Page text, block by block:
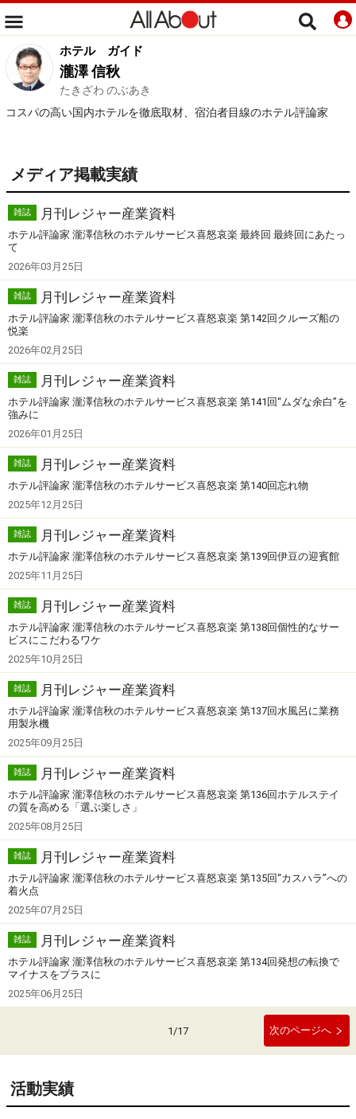
ホテル ガイド
瀧澤 信秋
たきざわ のぶあき
コスパの高い国内ホテルを徹底取材、宿泊者目線のホテル評論家
メディア掲載実績
雑誌 月刊レジャー産業資料
ホテル評論家 瀧澤信秋のホテルサービス喜怒哀楽 最終回 最終回にあたっ
て
2026年03月25日
雑誌 月刊レジャー産業資料
ホテル評論家 瀧澤信秋のホテルサービス喜怒哀楽 第142回クルーズ船の
悦楽
2026年02月25日
雑誌 月刊レジャー産業資料
ホテル評論家 瀧澤信秋のホテルサービス喜怒哀楽 第141回“ムダな余白”を
強みに
2026年01月25日
雑誌 月刊レジャー産業資料
ホテル評論家 瀧澤信秋のホテルサービス喜怒哀楽 第140回忘れ物
2025年12月25日
雑誌 月刊レジャー産業資料
ホテル評論家 瀧澤信秋のホテルサービス喜怒哀楽 第139回伊豆の迎賓館
2025年11月25日
雑誌 月刊レジャー産業資料
ホテル評論家 瀧澤信秋のホテルサービス喜怒哀楽 第138回個性的なサー
ビスにこだわるワケ
2025年10月25日
雑誌 月刊レジャー産業資料
ホテル評論家 瀧澤信秋のホテルサービス喜怒哀楽 第137回水風呂に業務
用製氷機
2025年09月25日
雑誌 月刊レジャー産業資料
ホテル評論家 瀧澤信秋のホテルサービス喜怒哀楽 第136回ホテルステイ
の質を高める「選ぶ楽しさ」
2025年08月25日
雑誌 月刊レジャー産業資料
ホテル評論家 瀧澤信秋のホテルサービス喜怒哀楽 第135回“カスハラ”への
着火点
2025年07月25日
雑誌 月刊レジャー産業資料
ホテル評論家 瀧澤信秋のホテルサービス喜怒哀楽 第134回発想の転換で
マイナスをプラスに
2025年06月25日
1/17 次のページへ
活動実績